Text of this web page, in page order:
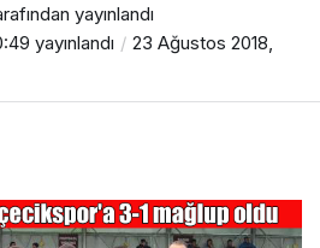
yayınlandı
yayınlandı
23 Ağustos 2018,